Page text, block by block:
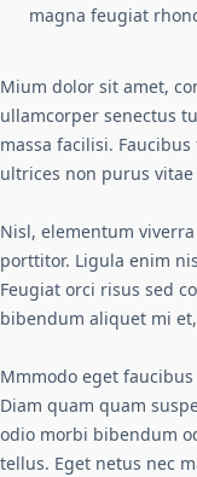
magna feugiat
Mium dolor sit amet,
ullamcorper senectus
massa facilisi.
ultrices non purus
Nisl, elementum
porttitor. Ligula enim
Feugiat orci risus sed
bibendum aliquet mi
Mmmodo eget
Diam quam quam
odio morbi bibendum
tellus. Eget netus nec